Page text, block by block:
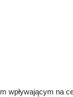
wpływającym na